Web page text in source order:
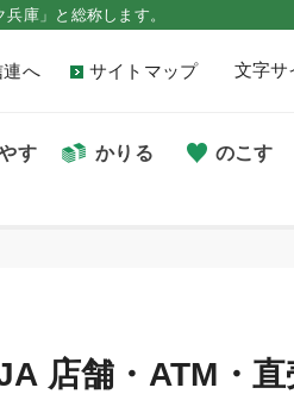
庫」と総称します。
連へ サイトマップ 文字サ
す かりる のこす
店舗・ATM・直